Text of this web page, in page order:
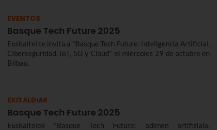
EVENTOS
Basque Tech Future 2025
Euskaltel te invita a "Basque Tech Future: Inteligencia Artificial,
Ciberseguridad, IoT, 5G y Cloud" el miércoles 29 de octubre en
Bilbao.
EKITALDIAK
Basque Tech Future 2025
Euskaltelek "Basque Tech Future: adimen artifiziala,